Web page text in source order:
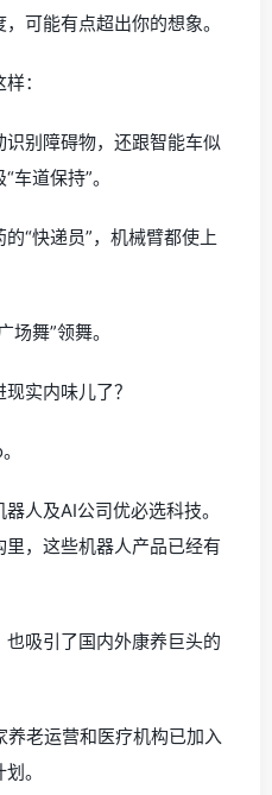
可能有点超出你的想象。
：
别障碍物，还跟智能车似
车道保持”。
“快递员”，机械臂都使上
舞”领舞。
实内味儿了？
人及AI公司优必选科技。
，这些机器人产品已经有
吸引了国内外康养巨头的
老运营和医疗机构已加入
。